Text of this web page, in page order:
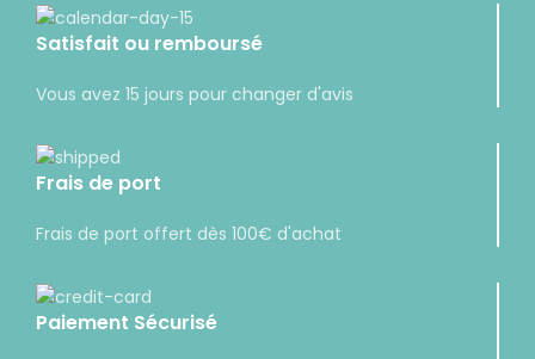
Satisfait ou remboursé
Vous avez 15 jours pour changer d'avis
Frais de port
Frais de port offert dès 100€ d'achat
Paiement Sécurisé